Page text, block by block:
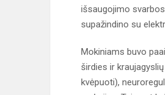
išsaugojimo
supažindino su
Mokiniams buvo
širdies ir
kvėpuoti),